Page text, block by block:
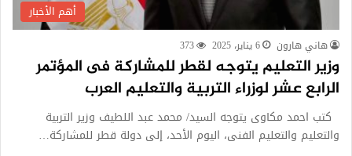
أهم الأخبار
هاني هارون 6 يناير، 2025 373
وزير التعليم يتوجه لقطر للمشاركة فى المؤتمر
الرابع عشر لوزراء التربية والتعليم العرب
كتب احمد مكاوى يتوجه السيد/ محمد عبد اللطيف وزير التربية
والتعليم والتعليم الفنى، اليوم الأحد، إلى دولة قطر للمشاركة…